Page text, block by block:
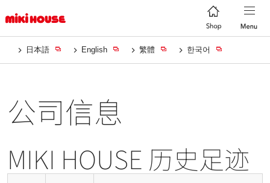
日本語 English 繁體 한국어
公司信息
MIKI HOUSE 历史足迹